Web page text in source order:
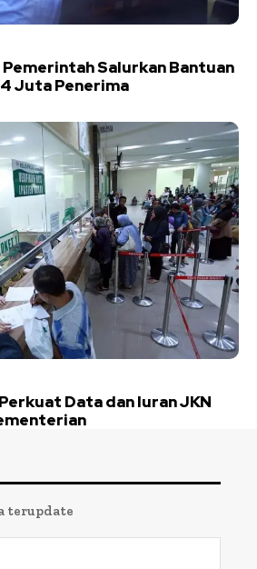
Salurkan Bantuan
Juta Penerima
Data dan Iuran JKN
terupdate